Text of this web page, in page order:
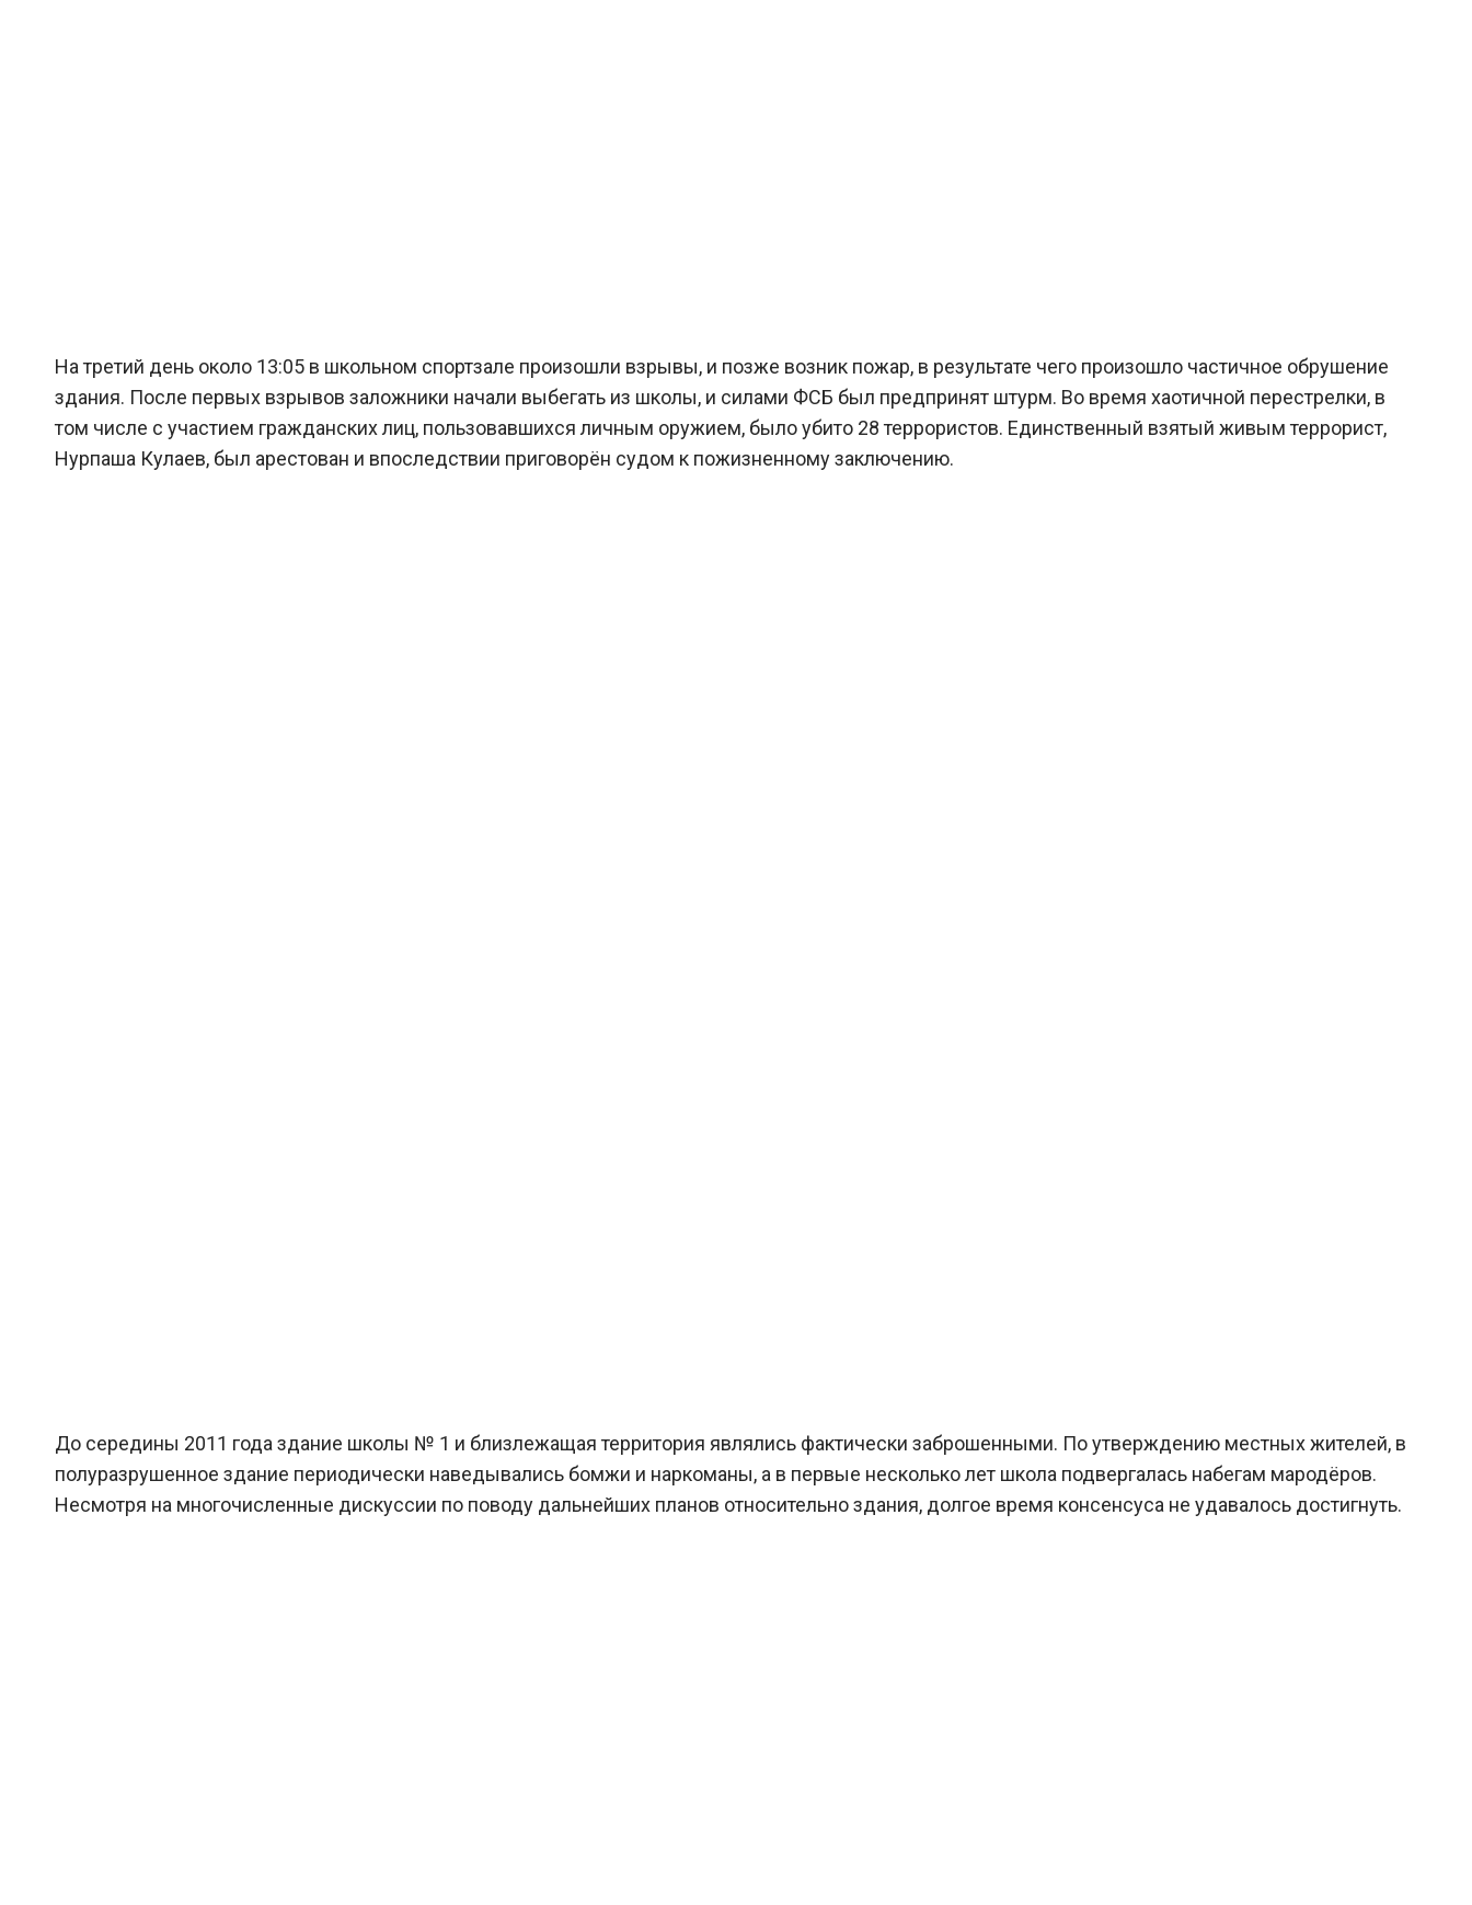
На третий день около 13:05 в школьном спортзале произошли взрывы, и позже возник пожар, в результате чего произошло частичное обрушение
здания. После первых взрывов заложники начали выбегать из школы, и силами ФСБ был предпринят штурм. Во время хаотичной перестрелки, в
том числе с участием гражданских лиц, пользовавшихся личным оружием, было убито 28 террористов. Единственный взятый живым террорист,
Нурпаша Кулаев, был арестован и впоследствии приговорён судом к пожизненному заключению.
До середины 2011 года здание школы № 1 и близлежащая территория являлись фактически заброшенными. По утверждению местных жителей, в
полуразрушенное здание периодически наведывались бомжи и наркоманы, а в первые несколько лет школа подвергалась набегам мародёров.
Несмотря на многочисленные дискуссии по поводу дальнейших планов относительно здания, долгое время консенсуса не удавалось достигнуть.